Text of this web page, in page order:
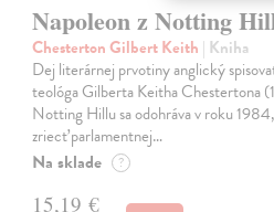
Napoleon z Notting
Chesterton Gilbert Keith | Kniha
Dej literárnej prvotiny anglický
teológa Gilberta Keitha Chestertona
Notting Hillu sa odohráva v roku
zriecť parlamentnej…
Na sklade ?
15,19 €